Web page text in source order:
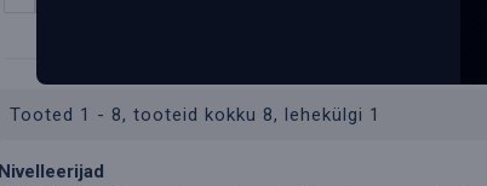
Nivelleerijad
Tooted 1 - 8, tooteid kokku 8, lehekülgi 1